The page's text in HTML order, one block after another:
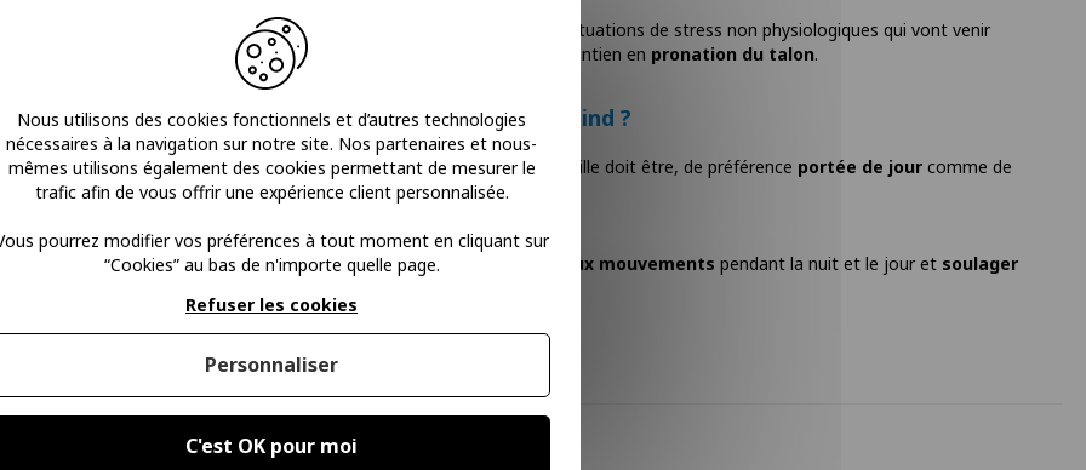
la cheville . Cette attelle de cheville est utilisée en
des situations de stress non physiologiques qui vont venir
ligaments externes et réalisé grâce au maintien en pronation du talon.
les caractéristiques de la Caligaloc® de Bauerfeind ?
et peut être ajustée secondairement. Cette attelle de cheville doit être, de préférence portée de jour comme de
restreindre l’ampleur du mouvement,protéger des faux mouvements pendant la nuit et le jour et soulager
Nous utilisons des cookies fonctionnels et d’autres technologies
nécessaires à la navigation sur notre site. Nos partenaires et nous-
mêmes utilisons également des cookies permettant de mesurer le
trafic afin de vous offrir une expérience client personnalisée.
pourrez modifier vos préférences à tout moment en cliquant sur
“Cookies” au bas de n'importe quelle page.
C'est OK pour moi
Refuser les cookies
Personnaliser